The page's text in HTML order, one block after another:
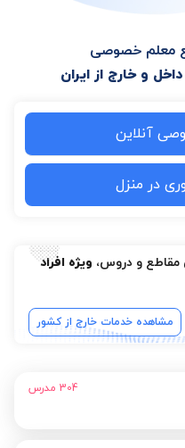
معلم خصوصی
و خارج از ایران
آنلاین
در منزل
مقاطع و دروس، ویژه افراد
مشاهده خدمات خارج از کشور
304 مدرس